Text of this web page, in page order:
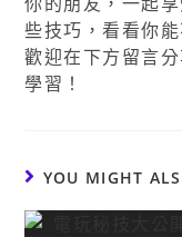
些技巧，看看你
歡迎在下方留言
學習！
YOU MIGHT